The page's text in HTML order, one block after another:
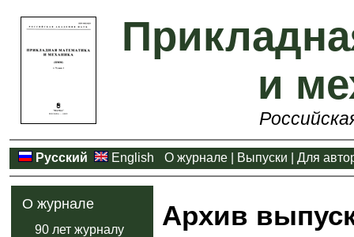
и
Русский English О журнале Выпуски Для
О журнале
90 лет журналу Архив